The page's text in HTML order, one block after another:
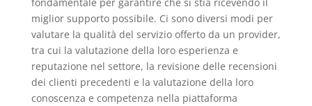
miglior supporto possibile. Ci sono diversi modi per
valutare la qualità del servizio offerto da un provider,
tra cui la valutazione della loro esperienza e
reputazione nel settore, la revisione delle recensioni
dei clienti precedenti e la valutazione della loro
conoscenza e competenza nella piattaforma